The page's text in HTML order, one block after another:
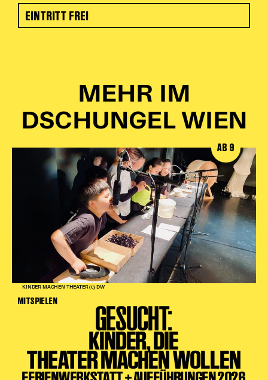
EINTRITT FREI
MEHR IM
DSCHUNGEL WIEN
KINDER MACHEN THEATER (c) DW
AB 9
MITSPIELEN GESUCHT:
KINDER, DIE
THEATER MACHEN WOLLEN